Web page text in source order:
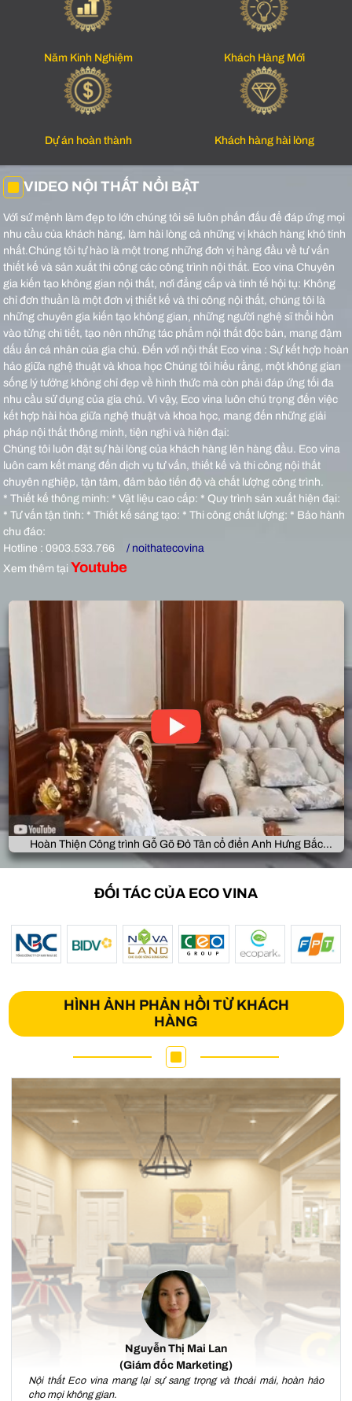
Năm Kinh Nghiệm Khách Hàng Mới
Dự án hoàn thành Khách hàng hài lòng
VIDEO NỘI THẤT NỔI BẬT
Với sứ mệnh làm đẹp to lớn chúng tôi sẽ luôn phấn đấu để đáp ứng mọi
nhu cầu của khách hàng, làm hài lòng cả những vị khách hàng khó tính
nhất.Chúng tôi tự hào là một trong những đơn vị hàng đầu về tư vấn
thiết kế và sản xuất thi công các công trình nội thất. Eco vina Chuyên
gia kiến tạo không gian nội thất, nơi đẳng cấp và tinh tế hội tụ: Không
chỉ đơn thuần là một đơn vị thiết kế và thi công nội thất, chúng tôi là
những chuyên gia kiến tạo không gian, những người nghệ sĩ thổi hồn
vào từng chi tiết, tạo nên những tác phẩm nội thất độc bản, mang đậm
dấu ấn cá nhân của gia chủ. Đến với nội thất Eco vina : Sự kết hợp hoàn
hảo giữa nghệ thuật và khoa học Chúng tôi hiểu rằng, một không gian
sống lý tưởng không chỉ đẹp về hình thức mà còn phải đáp ứng tối đa
nhu cầu sử dụng của gia chủ. Vì vậy, Eco vina luôn chú trọng đến việc
kết hợp hài hòa giữa nghệ thuật và khoa học, mang đến những giải
pháp nội thất thông minh, tiện nghi và hiện đại:
Chúng tôi luôn đặt sự hài lòng của khách hàng lên hàng đầu. Eco vina
luôn cam kết mang đến dịch vụ tư vấn, thiết kế và thi công nội thất
chuyên nghiệp, tận tâm, đảm bảo tiến độ và chất lượng công trình.
* Thiết kế thông minh: * Vật liệu cao cấp: * Quy trình sản xuất hiện đại:
* Tư vấn tận tình: * Thiết kế sáng tạo: * Thi công chất lượng: * Bảo hành
chu đáo:
Hotline : 0903.533.766
/ noithatecovina
Xem thêm tại Youtube
Hoàn Thiện Công trình Gỗ Gõ Đỏ Tân cổ điển Anh Hưng Bắc
Giang
ĐỐI TÁC CỦA ECO VINA
HÌNH ẢNH PHẢN HỒI TỪ KHÁCH
HÀNG
Nguyễn Thị Mai Lan
(Giám đốc Marketing)
Nội thất Eco vina mang lại sự sang trọng và thoải mái, hoàn hảo
cho mọi không gian.